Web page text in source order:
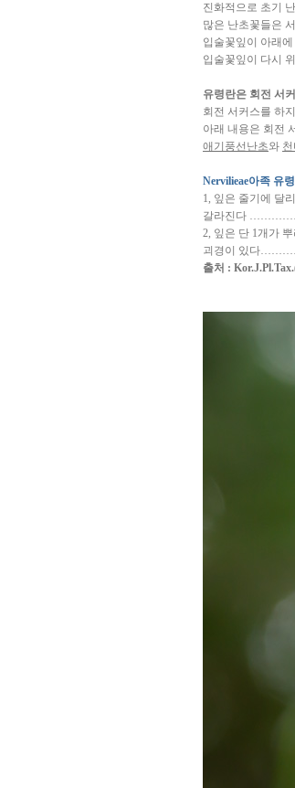
진화적으로 초기
많은 난초꽃들은
입술꽃잎이 아래
입술꽃잎이 다시
유령란은 회전 서
회전 서커스를 하
아래 내용은 회전
애기풍선난초와
Nervilieae아족 유
1, 잎은 줄기에 달
갈라진다
2, 잎은 단 1개가
괴경이 있
출처 :